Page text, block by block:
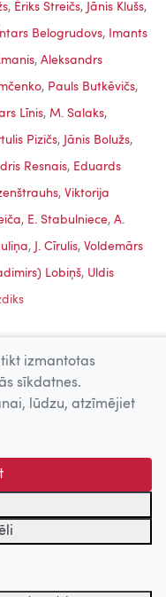
, Ēriks Streičs, Jānis Klušs,
Belogrudovs, Imants
, Aleksandrs
, Pauls Butkēvičs,
Līnis, M. Salaks,
Pizičs, Jānis Bolužs,
Resnais, Eduards
, Viktorija
, E. Stabulniece, A.
, J. Cīrulis, Voldemārs
Lobiņš, Uldis
Uz augšu
informācijas sistēmu
izmantotas
sīkdatnes.
lūdzu, atzīmējiet